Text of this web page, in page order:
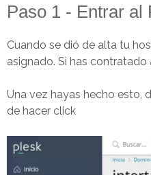
Paso 1 - Entrar al
Cuando se dió de alta tu
asignado. Si has
Una vez hayas hecho esto,
de hacer click